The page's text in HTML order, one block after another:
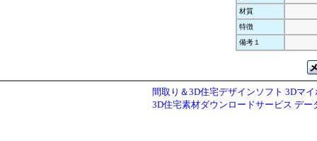
材質
特徴
備考１
間取り＆3D住宅デザインソフト 3Dマ
3D住宅素材ダウンロードサービス デー